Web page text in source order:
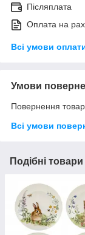
Післяплата
Оплата на
Всі умови
Умови
Повернення
Всі умови
Подібні товари